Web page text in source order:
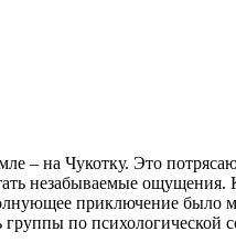
– на Чукотку. Это
незабываемые
приключение было
по психологической